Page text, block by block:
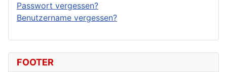
Passwort vergessen?
Benutzername vergessen?
FOOTER